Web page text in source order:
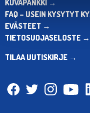
KUVAPANKKI →
FAQ – USEIN KYSYTYT
EVÄSTEET →
TIETOSUOJASELOSTE →
TILAA UUTISKIRJE →